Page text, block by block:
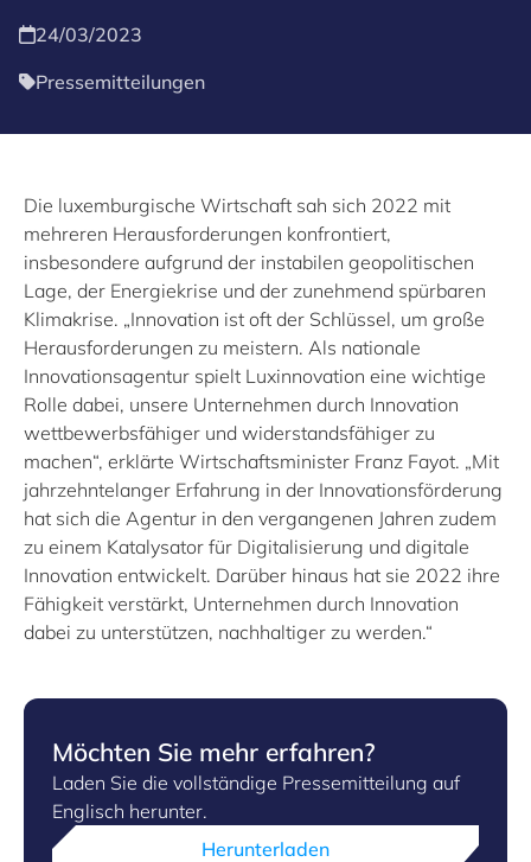
24/03/2023
Pressemitteilungen
Die luxemburgische Wirtschaft sah sich 2022 mit
mehreren Herausforderungen konfrontiert,
insbesondere aufgrund der instabilen geopolitischen
Lage, der Energiekrise und der zunehmend spürbaren
Klimakrise. „Innovation ist oft der Schlüssel, um große
Herausforderungen zu meistern. Als nationale
Innovationsagentur spielt Luxinnovation eine wichtige
Rolle dabei, unsere Unternehmen durch Innovation
wettbewerbsfähiger und widerstandsfähiger zu
machen“, erklärte Wirtschaftsminister Franz Fayot. „Mit
jahrzehntelanger Erfahrung in der Innovationsförderung
hat sich die Agentur in den vergangenen Jahren zudem
zu einem Katalysator für Digitalisierung und digitale
Innovation entwickelt. Darüber hinaus hat sie 2022 ihre
Fähigkeit verstärkt, Unternehmen durch Innovation
dabei zu unterstützen, nachhaltiger zu werden.“
Möchten Sie mehr erfahren?
Laden Sie die vollständige Pressemitteilung auf
Englisch herunter.
Herunterladen